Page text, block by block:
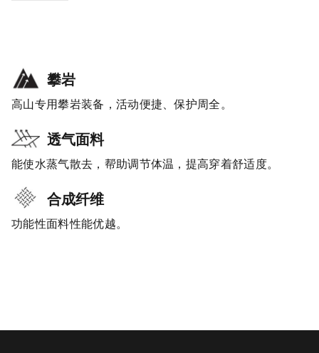
攀岩
高山专用攀岩装备，活动便捷、保护周全。
透气面料
能使水蒸气散去，帮助调节体温，提高穿着舒适度。
合成纤维
功能性面料性能优越。